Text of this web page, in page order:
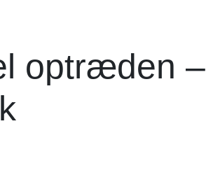
optræden –